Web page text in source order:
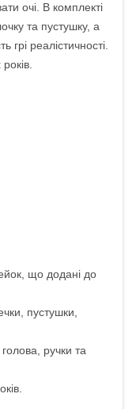
очі. В комплекті
та пустушку, а
реалістичності.
що додані до
пустушки,
ручки та